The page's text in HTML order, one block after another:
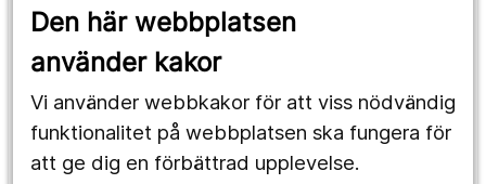
Den här webbplatsen
använder kakor
Vi använder webbkakor för att viss nödvändig
funktionalitet på webbplatsen ska fungera för
att ge dig en förbättrad upplevelse.
Marlou Jaspers